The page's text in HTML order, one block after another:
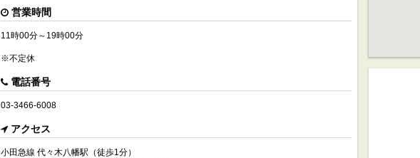
営業時間
11時00分～19時00分
※不定休
電話番号
03-3466-6008
アクセス
小田急線 代々木八幡駅（徒歩1分）